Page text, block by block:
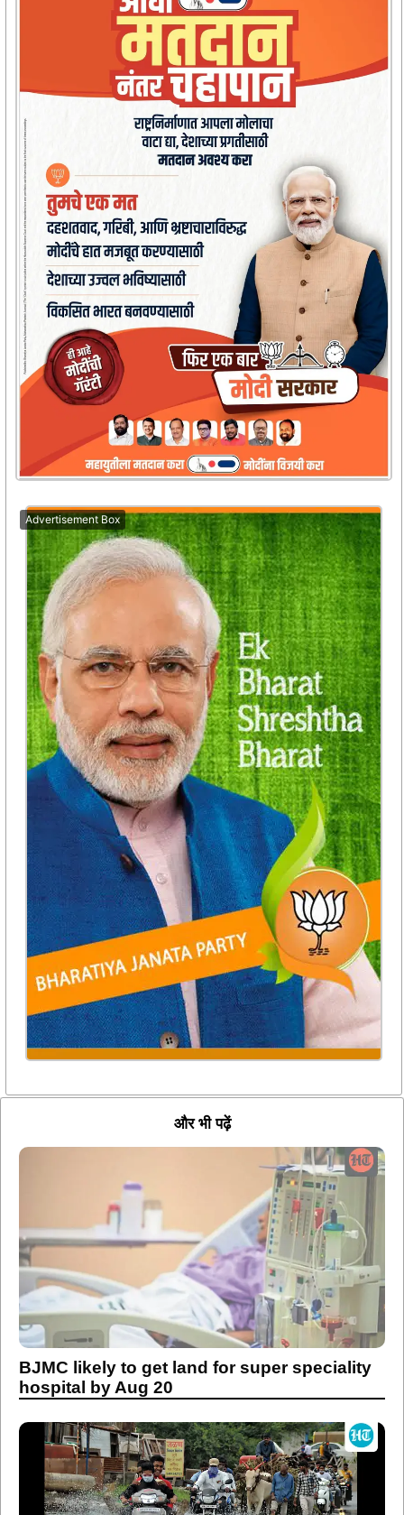
Advertisement Box
और भी पढ़ें
BJMC likely to get land for super speciality
hospital by Aug 20